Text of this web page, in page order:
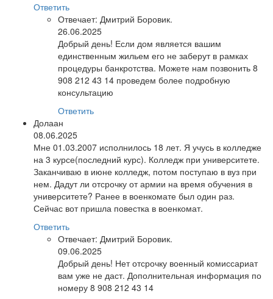
Ответить
Отвечает: Дмитрий Боровик.
26.06.2025
Добрый день! Если дом является вашим
единственным жильем его не заберут в рамках
процедуры банкротства. Можете нам позвонить 8
908 212 43 14 проведем более подробную
консультацию
Ответить
Долаан
08.06.2025
Мне 01.03.2007 исполнилось 18 лет. Я учусь в колледже
на 3 курсе(последний курс). Колледж при университете.
Заканчиваю в июне колледж, потом поступаю в вуз при
нем. Дадут ли отсрочку от армии на время обучения в
университете? Ранее в военкомате был один раз.
Сейчас вот пришла повестка в военкомат.
Ответить
Отвечает: Дмитрий Боровик.
09.06.2025
Добрый день! Нет отсрочку военный комиссариат
вам уже не даст. Дополнительная информация по
номеру 8 908 212 43 14